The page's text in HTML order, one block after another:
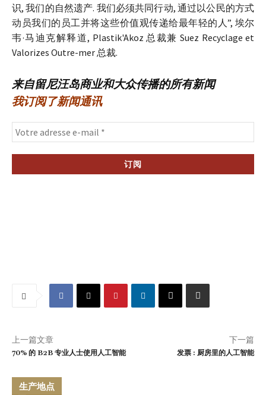
识, 我们的自然遗产. 我们必须共同行动, 通过以公民的方式
动员我们的员工并将这些价值观传递给最年轻的人”, 埃尔
韦·马迪克解释道, Plastik'Akoz 总裁兼 Suez Recyclage et
Valorizes Outre-mer 总裁.
来自留尼汪岛商业和大众传播的所有新闻
我订阅了新闻通讯
上一篇文章
70% 的 B2B 专业人士使用人工智能
下一篇
发票 : 厨房里的人工智能
生产地点